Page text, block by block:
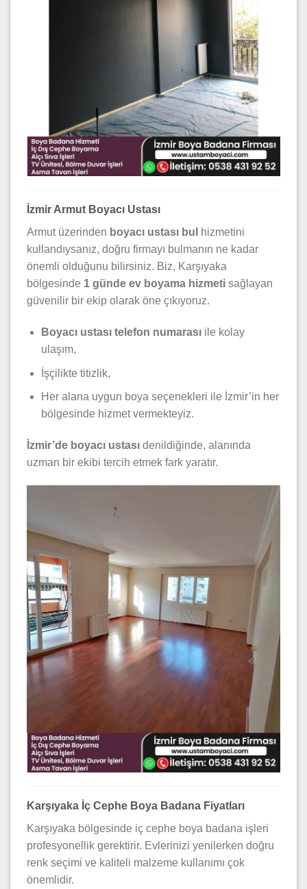
İzmir Armut Boyacı Ustası
Armut üzerinden boyacı ustası bul
hizmetini
kullandıysanız, doğru firmayı bulmanın ne kadar
önemli olduğunu bilirsiniz. Biz, Karşıyaka
bölgesinde 1 günde ev boyama hizmeti sağlayan
güvenilir bir ekip olarak öne çıkıyoruz.
Boyacı ustası telefon numarasıile kolay
ulaşım,
İşçilikte titizlik,
Her alana uygun boya seçenekleri ile İzmir’in her
bölgesinde hizmet vermekteyiz.
İzmir’de boyacı ustası denildiğinde, alanında
uzman bir ekibi tercih etmek fark yaratır.
Karşıyaka İç Cephe Boya Badana Fiyatları
Karşıyaka bölgesinde iç cephe boya badana işleri
profesyonellik gerektirir. Evlerinizi yenilerken doğru
renk seçimi ve kaliteli malzeme kullanımı çok
önemlidir.